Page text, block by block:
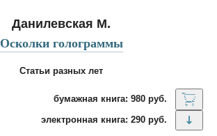
Данилевская М.
Осколки голограммы
Статьи разных лет
бумажная книга: 980 руб.
электронная книга: 290 руб.